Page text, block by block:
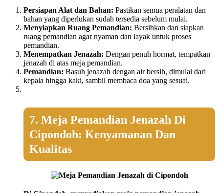
Persiapan Alat dan Bahan: Pastikan semua peralatan dan
bahan yang diperlukan sudah tersedia sebelum mulai.
Menyiapkan Ruang Pemandian: Bersihkan dan siapkan
ruang pemandian agar nyaman dan layak untuk proses
pemandian.
Menempatkan Jenazah: Dengan penuh hormat, tempatkan
jenazah di atas meja pemandian.
Pemandian: Basuh jenazah dengan air bersih, dimulai dari
kepala hingga kaki, sambil membaca doa yang sesuai.
7. Meja Pemandian Jenazah Di
Cipondoh: Kenyamanan Dan
Kualitas